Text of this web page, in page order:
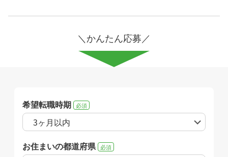
＼かんたん応募／
希望転職時期 必須
お住まいの都道府県 必須